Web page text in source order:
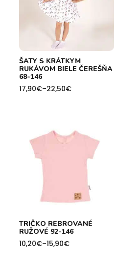
ŠATY S KRÁTKYM
RUKÁVOM BIELE ČEREŠŇA
68-146
17,90€–22,50€
Price
TRIČKO REBROVANÉ
RUŽOVÉ 92-146
10,20€–15,90€
Price